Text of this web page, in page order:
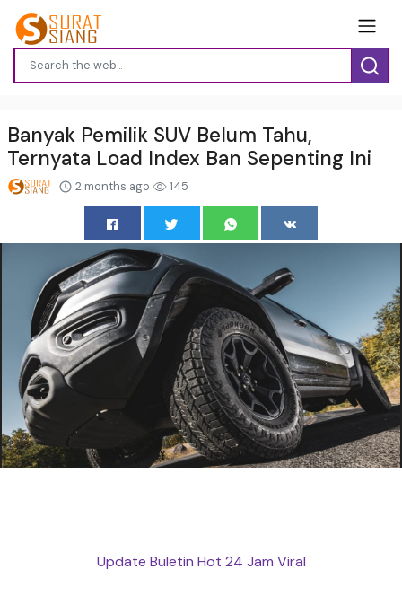
Banyak Pemilik SUV Belum Tahu,
Ternyata Load Index Ban Sepenting Ini
2 months ago 145
Update Buletin Hot 24 Jam Viral